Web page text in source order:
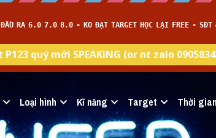
Loại hình Kĩ năng Target Thời